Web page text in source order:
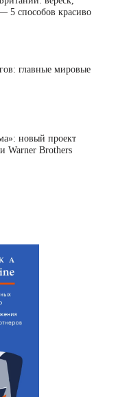
5 способов красиво
главные мировые
новый проект
Warner Brothers